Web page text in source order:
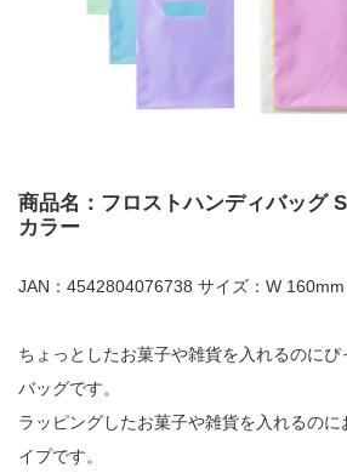
商品名：フロストハンディバッグ
カラー
JAN：4542804076738 サイズ：W
ちょっとしたお菓子や雑貨を入れるのにぴ
バッグです。
ラッピングしたお菓子や雑貨を入れるのに
イプです。